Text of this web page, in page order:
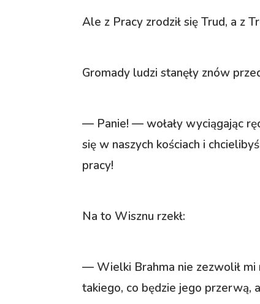
Ale z Pracy zrodził się Trud, a z
Gromady ludzi stanęły znów
— Panie! — wołały wyciągając
się w naszych kościach i
pracy!
Na to Wisznu rzekł:
— Wielki Brahma nie zezwolił
takiego, co będzie jego przerwą,